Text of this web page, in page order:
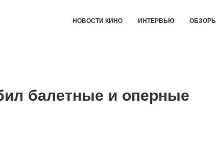
НОВОСТИ КИНО ИНТЕРВЬЮ ОБЗОРЫ
балетные и оперные